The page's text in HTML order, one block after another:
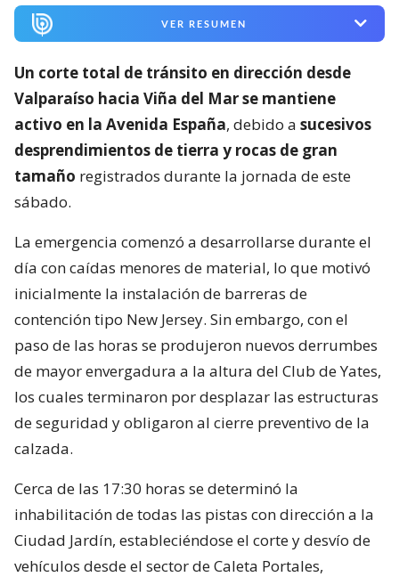
VER RESUMEN
Un corte total de tránsito en dirección desde
Valparaíso hacia Viña del Mar se mantiene
activo en la Avenida España, debido a sucesivos
desprendimientos de tierra y rocas de gran
tamaño registrados durante la jornada de este
sábado.
La emergencia comenzó a desarrollarse durante el
día con caídas menores de material, lo que motivó
inicialmente la instalación de barreras de
contención tipo New Jersey. Sin embargo, con el
paso de las horas se produjeron nuevos derrumbes
de mayor envergadura a la altura del Club de Yates,
los cuales terminaron por desplazar las estructuras
de seguridad y obligaron al cierre preventivo de la
calzada.
Cerca de las 17:30 horas se determinó la
inhabilitación de todas las pistas con dirección a la
Ciudad Jardín, estableciéndose el corte y desvío de
vehículos desde el sector de Caleta Portales,